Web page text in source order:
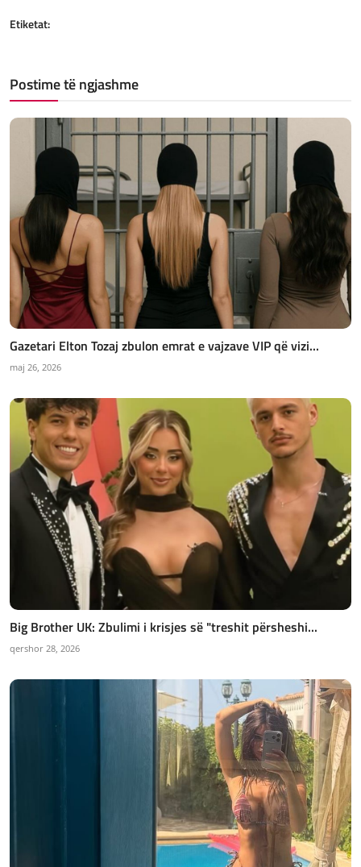
Etiketat:
Postime të ngjashme
Gazetari Elton Tozaj zbulon emrat e vajzave VIP që vizi...
maj 26, 2026
Big Brother UK: Zbulimi i krisjes së "treshit përsheshi...
qershor 28, 2026